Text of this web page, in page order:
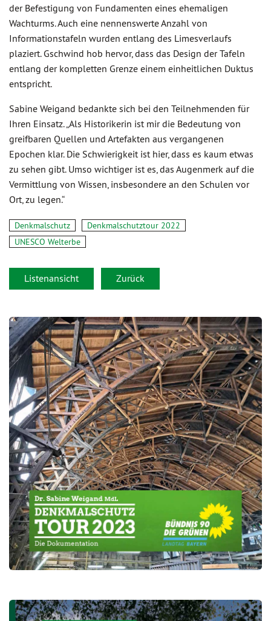
der Befestigung von Fundamenten eines ehemaligen
Wachturms. Auch eine nennenswerte Anzahl von
Informationstafeln wurden entlang des Limesverlaufs
plaziert. Gschwind hob hervor, dass das Design der Tafeln
entlang der kompletten Grenze einem einheitlichen Duktus
entspricht.
Sabine Weigand bedankte sich bei den Teilnehmenden für
Ihren Einsatz. „Als Historikerin ist mir die Bedeutung von
greifbaren Quellen und Artefakten aus vergangenen
Epochen klar. Die Schwierigkeit ist hier, dass es kaum etwas
zu sehen gibt. Umso wichtiger ist es, das Augenmerk auf die
Vermittlung von Wissen, insbesondere an den Schulen vor
Ort, zu legen.“
Denkmalschutz
Denkmalschutztour 2022
UNESCO Welterbe
Listenansicht Zurück